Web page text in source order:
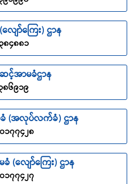
ော်ကြေး) ဌာန
၈၄၈၈၁
အာမခံဌာန
၈၆၉၁၉
(အလုပ်လက်ခံ) ဌာန
၁၇၇၄၂၈
(လျော်ကြေး) ဌာန
၁၇၇၄၂၇